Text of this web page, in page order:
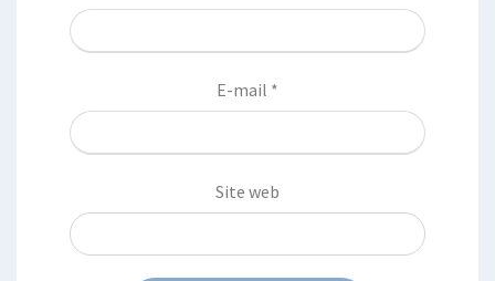
E-mail *
Site web